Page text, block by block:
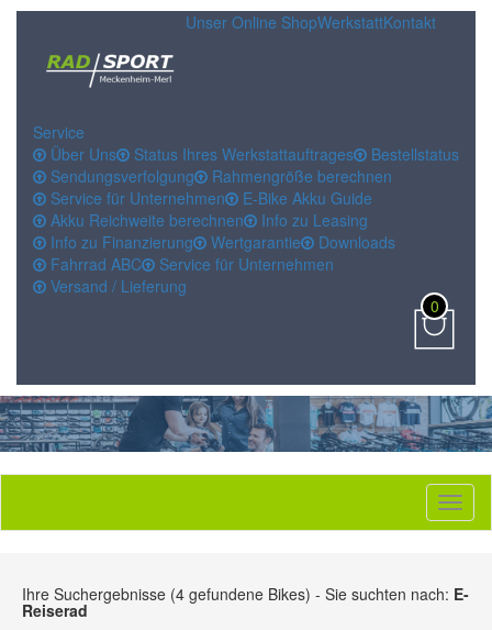
Unser Online ShopWerkstattKontakt
Service
Über Uns
Status Ihres Werkstattauftrages
Bestellstatus
Sendungsverfolgung
Rahmengröße berechnen
Service für Unternehmen
E-Bike Akku Guide
Akku Reichweite berechnen
Info zu Leasing
Info zu Finanzierung
Wertgarantie
Downloads
Fahrrad ABC
Service für Unternehmen
Versand / Lieferung
0
Ihre Suchergebnisse (4 gefundene Bikes) - Sie suchten nach: E-
Reiserad